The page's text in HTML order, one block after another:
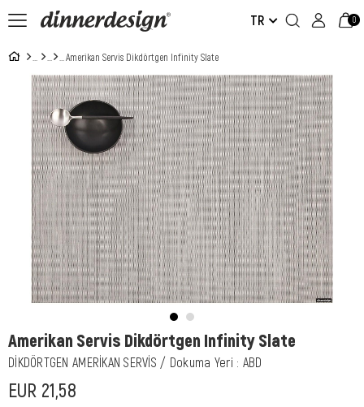
TR 0
Amerikan Servis Dikdörtgen Infinity Slate
Amerikan Servis Dikdörtgen Infinity Slate
DİKDÖRTGEN AMERİKAN SERVİS / Dokuma Yeri : ABD
EUR 21,58